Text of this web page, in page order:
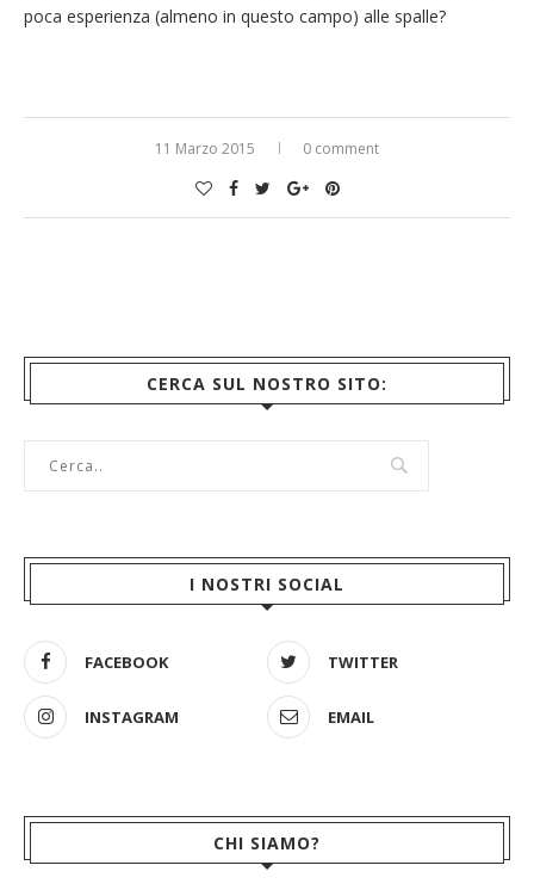
poca esperienza (almeno in questo campo) alle spalle?
11 Marzo 2015 0 comment
CERCA SUL NOSTRO SITO:
I NOSTRI SOCIAL
FACEBOOK TWITTER
INSTAGRAM EMAIL
CHI SIAMO?